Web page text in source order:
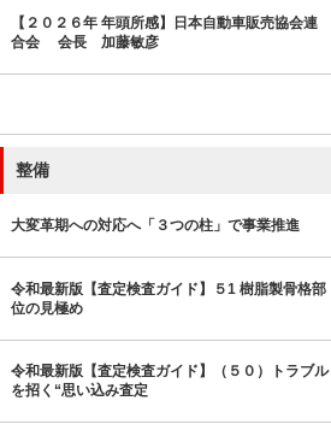
【２０２６年 年頭所感】日本自動車販売協会連
合会 会長 加藤敏彦
整備
大変革期への対応へ「３つの柱」で事業推進
令和最新版【査定検査ガイド】５1 樹脂製骨格部
位の見極め
令和最新版【査定検査ガイド】（５０）トラブル
を招く“思い込み査定